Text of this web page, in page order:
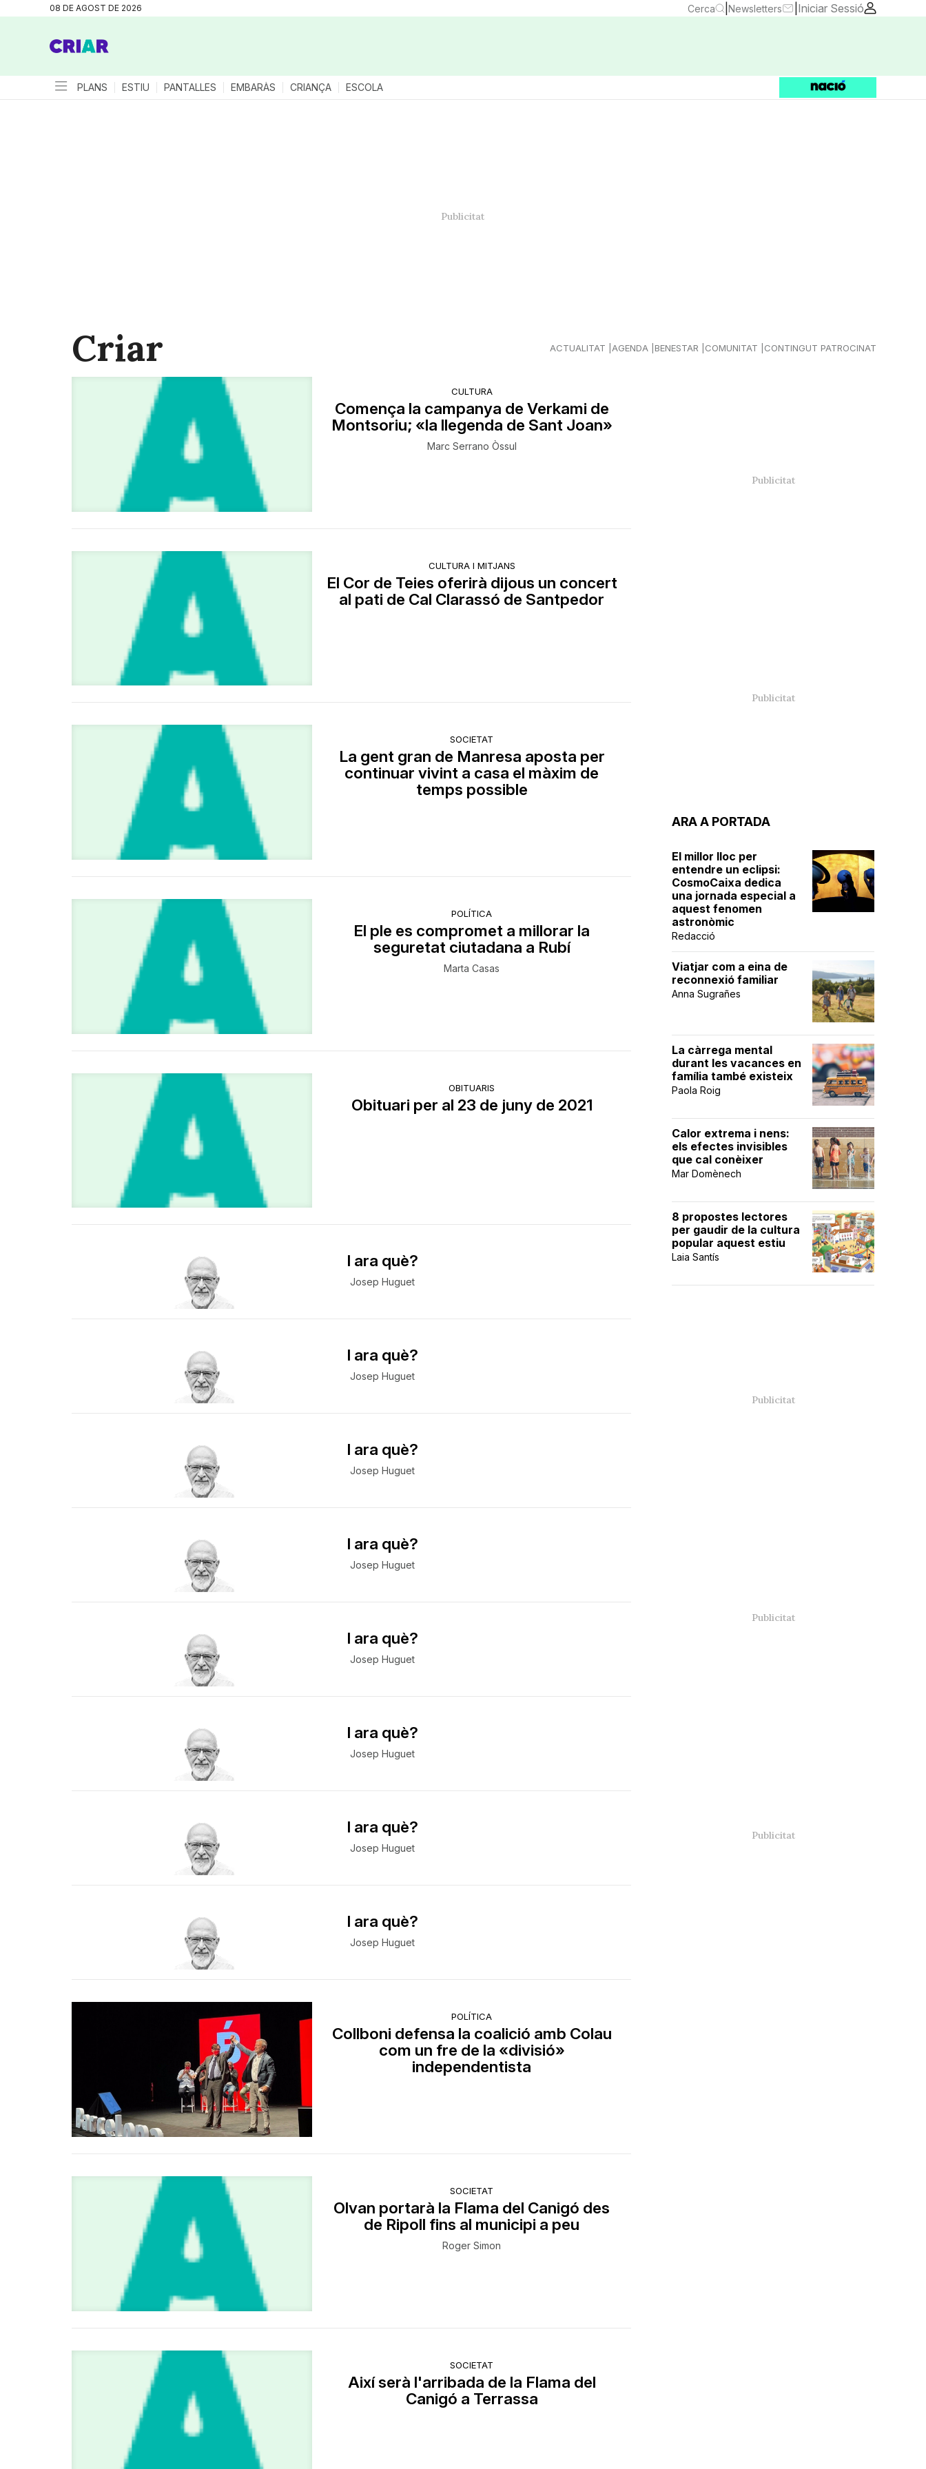
08 DE AGOST DE 2026 Cerca Newsletters Iniciar Sessió
PLANS ESTIU PANTALLES EMBARÀS CRIANÇA ESCOLA
Criar ACTUALITAT AGENDA BENESTAR COMUNITAT CONTINGUT PATROCINAT
CULTURA
Comença la campanya de Verkami de
Montsoriu; «la llegenda de Sant Joan»
Marc Serrano Òssul
CULTURA I MITJANS
El Cor de Teies oferirà dijous un concert
al pati de Cal Clarassó de Santpedor
SOCIETAT
La gent gran de Manresa aposta per
continuar vivint a casa el màxim de
temps possible
POLÍTICA
El ple es compromet a millorar la
seguretat ciutadana a Rubí
Marta Casas
OBITUARIS
Obituari per al 23 de juny de 2021
I ara què?
Josep Huguet
I ara què?
Josep Huguet
I ara què?
Josep Huguet
I ara què?
Josep Huguet
I ara què?
Josep Huguet
I ara què?
Josep Huguet
I ara què?
Josep Huguet
I ara què?
Josep Huguet
POLÍTICA
Collboni defensa la coalició amb Colau
com un fre de la «divisió»
independentista
SOCIETAT
Olvan portarà la Flama del Canigó des
de Ripoll fins al municipi a peu
Roger Simon
SOCIETAT
Així serà l'arribada de la Flama del
Canigó a Terrassa
ARA A PORTADA
El millor lloc per
entendre un eclipsi:
CosmoCaixa dedica
una jornada especial a
aquest fenomen
astronòmic
Redacció
Viatjar com a eina de
reconnexió familiar
Anna Sugrañes
La càrrega mental
durant les vacances en
família també existeix
Paola Roig
Calor extrema i nens:
els efectes invisibles
que cal conèixer
Mar Domènech
8 propostes lectores
per gaudir de la cultura
popular aquest estiu
Laia Santís